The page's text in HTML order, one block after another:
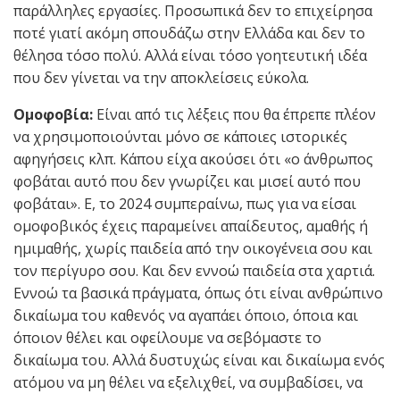
παράλληλες εργασίες. Προσωπικά δεν το επιχείρησα
ποτέ γιατί ακόμη σπουδάζω στην Ελλάδα και δεν το
θέλησα τόσο πολύ. Αλλά είναι τόσο γοητευτική ιδέα
που δεν γίνεται να την αποκλείσεις εύκολα.
Ομοφοβία: Είναι από τις λέξεις που θα έπρεπε πλέον
να χρησιμοποιούνται μόνο σε κάποιες ιστορικές
αφηγήσεις κλπ. Κάπου είχα ακούσει ότι «ο άνθρωπος
φοβάται αυτό που δεν γνωρίζει και μισεί αυτό που
φοβάται». Ε, το 2024 συμπεραίνω, πως για να είσαι
ομοφοβικός έχεις παραμείνει απαίδευτος, αμαθής ή
ημιμαθής, χωρίς παιδεία από την οικογένεια σου και
τον περίγυρο σου. Και δεν εννοώ παιδεία στα χαρτιά.
Εννοώ τα βασικά πράγματα, όπως ότι είναι ανθρώπινο
δικαίωμα του καθενός να αγαπάει όποιο, όποια και
όποιον θέλει και οφείλουμε να σεβόμαστε το
δικαίωμα του. Αλλά δυστυχώς είναι και δικαίωμα ενός
ατόμου να μη θέλει να εξελιχθεί, να συμβαδίσει, να